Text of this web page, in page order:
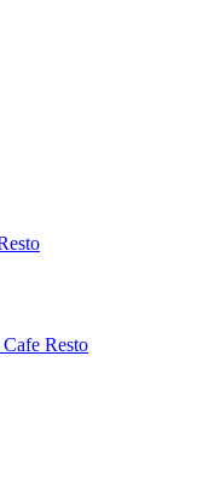
Resto